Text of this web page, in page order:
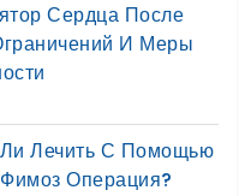
Сердца После
И Меры
Лечить С Помощью
Операция?